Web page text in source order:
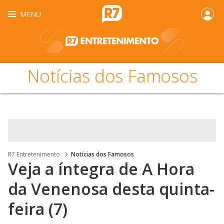
MENU
Notícias dos Famosos
R7 Entretenimento Notícias dos Famosos
Veja a íntegra de A Hora
da Venenosa desta quinta-
feira (7)